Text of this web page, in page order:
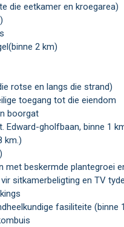
die eetkamer en kroegarea)
2 km)
rotse en langs die strand)
toegang tot die eiendom
boorgat
km.)
met beskermde plantegroei
fasiliteite (binne